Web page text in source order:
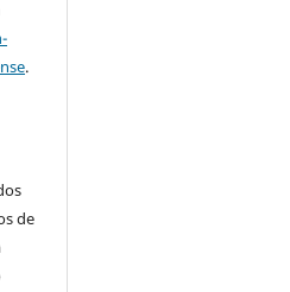
.
de